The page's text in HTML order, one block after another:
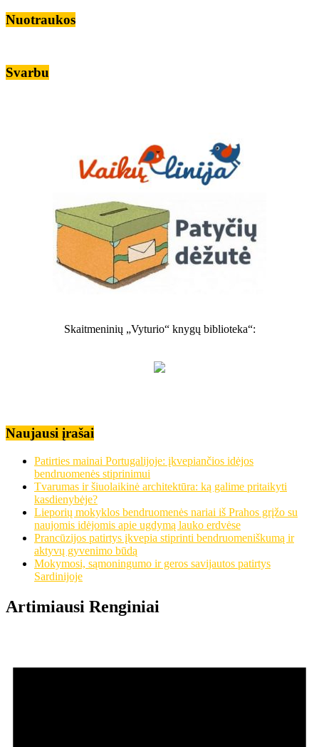
Nuotraukos
Svarbu
Skaitmeninių „Vyturio“ knygų biblioteka“:
Naujausi įrašai
Patirties mainai Portugalijoje: įkvepiančios idėjos
bendruomenės stiprinimui
Tvarumas ir šiuolaikinė architektūra: ką galime pritaikyti
kasdienybėje?
Lieporių mokyklos bendruomenės nariai iš Prahos grįžo su
naujomis idėjomis apie ugdymą lauko erdvėse
Prancūzijos patirtys įkvepia stiprinti bendruomeniškumą ir
aktyvų gyvenimo būdą
Mokymosi, sąmoningumo ir geros savijautos patirtys
Sardinijoje
Artimiausi Renginiai